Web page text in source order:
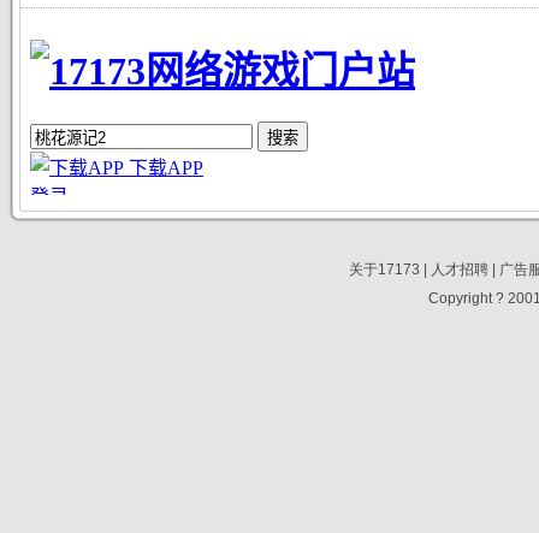
关于17173 人才招聘|
广告
Copyright ?